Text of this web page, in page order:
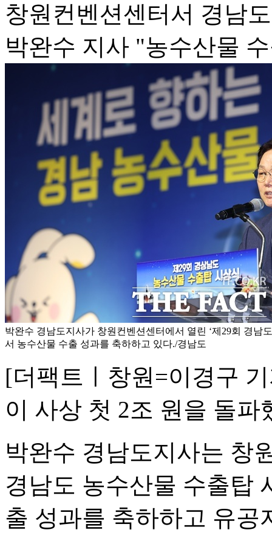
창원컨벤션센터서 경남
박완수 지사 "농수산물
박완수 경남도지사가 창원컨벤션센터에서 열린 ‘제29회 경남
서 농수산물 수출 성과를 축하하고 있다./경남도
[더팩트ㅣ창원=이경구
이 사상 첫 2조 원을 돌파
박완수 경남도지사는 창
경남도 농수산물 수출탑
출 성과를 축하하고 유공